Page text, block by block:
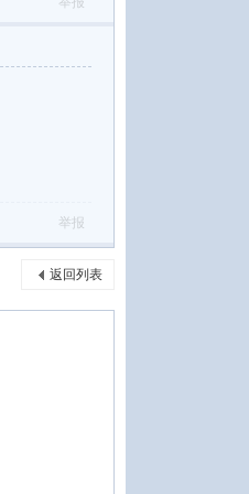
举报
返回列表